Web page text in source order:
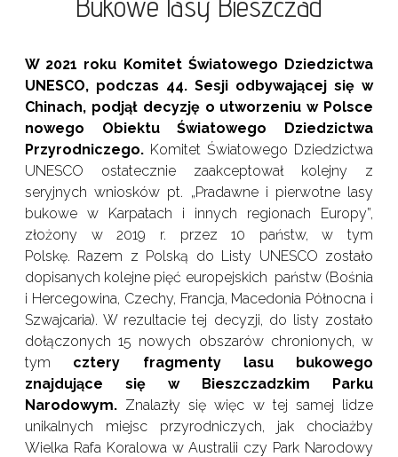
W 2021 roku Komitet Światowego Dziedzictwa
UNESCO, podczas 44. Sesji odbywającej się w
Chinach, podjął decyzję o utworzeniu w Polsce
nowego Obiektu Światowego Dziedzictwa
Przyrodniczego. Komitet Światowego Dziedzictwa
UNESCO ostatecznie zaakceptował kolejny z
seryjnych wniosków pt. „Pradawne i pierwotne lasy
bukowe w Karpatach i innych regionach Europy”,
złożony w 2019 r. przez 10 państw, w tym
Polskę. Razem z Polską do Listy UNESCO zostało
dopisanych kolejne pięć europejskich państw (Bośnia
i Hercegowina, Czechy, Francja, Macedonia Północna i
Szwajcaria). W rezultacie tej decyzji, do listy zostało
dołączonych 15 nowych obszarów chronionych, w
tym cztery fragmenty lasu bukowego
znajdujące się w Bieszczadzkim Parku
Narodowym. Znalazły się więc w tej samej lidze
unikalnych miejsc przyrodniczych, jak chociażby
Wielka Rafa Koralowa w Australii czy Park Narodowy